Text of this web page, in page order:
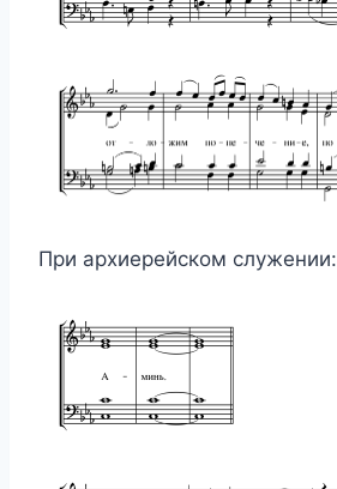
При архиерейском служении: